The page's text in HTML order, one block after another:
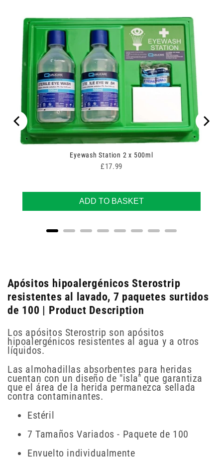
Eyewash Station 2 x 500ml
Price
£17.99
ADD TO BASKET
Apósitos hipoalergénicos Sterostrip
resistentes al lavado, 7 paquetes surtidos
de 100 | Product Description
Los apósitos Sterostrip son apósitos
hipoalergénicos resistentes al agua y a otros
líquidos.
Las almohadillas absorbentes para heridas
cuentan con un diseño de "isla" que garantiza
que el área de la herida permanezca sellada
contra contaminantes.
Estéril
7 Tamaños Variados - Paquete de 100
Envuelto individualmente